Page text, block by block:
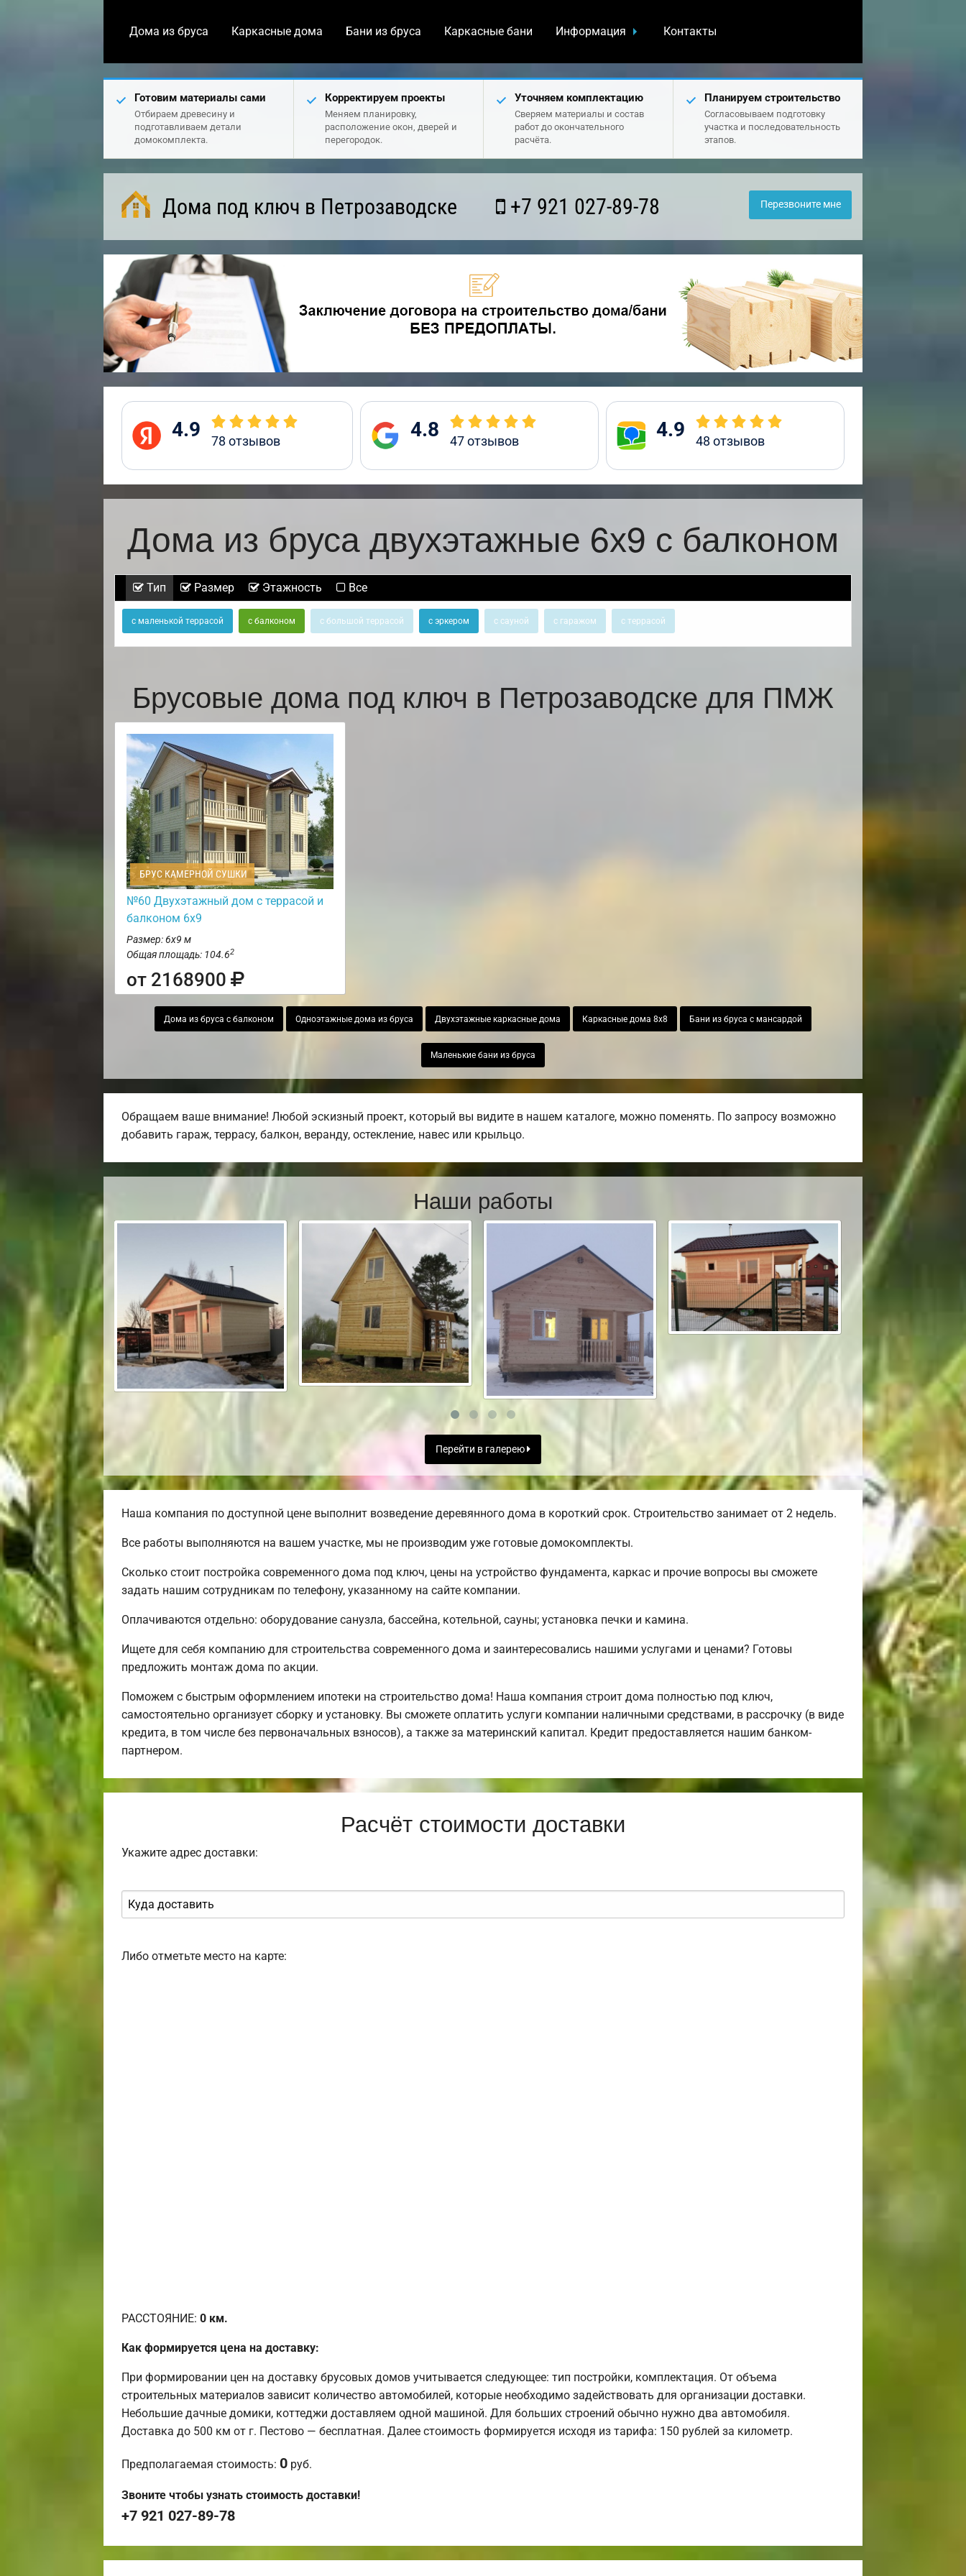
Дома из бруса Каркасные дома Бани из бруса Каркасные бани Информация Контакты
Готовим материалы сами
Отбираем древесину и
подготавливаем детали
домокомплекта.
Корректируем проекты
Меняем планировку,
расположение окон, дверей и
перегородок.
Уточняем комплектацию
Сверяем материалы и состав
работ до окончательного
расчёта.
Планируем строительство
Согласовываем подготовку
участка и последовательность
этапов.
Дома под ключ в Петрозаводске +7 921 027-89-78 Перезвоните мне
4.9 78 отзывов 4.8 47отзывов 4.9 48 отзывов
Дома из бруса двухэтажные 6х9 с балконом
Тип Размер Этажность Все
с маленькой террасой с балконом с большой террасой с эркером с сауной с гаражом с террасой
Брусовые дома под ключ в Петрозаводске для ПМЖ
БРУС КАМЕРНОЙ СУШКИ
№60 Двухэтажный дом с террасой и
балконом 6х9
Размер: 6х9 м
Общая площадь: 104.62
от 2168900
Дома из бруса с балконом Одноэтажные дома из бруса Двухэтажные каркасные дома Каркасные дома 8х8 Бани из бруса с мансардой
Маленькие бани из бруса
Обращаем ваше внимание! Любой эскизный проект, который вы видите в нашем каталоге, можно поменять. По запросу возможно
добавить гараж, террасу, балкон, веранду, остекление, навес или крыльцо.
Наши работы
Перейти в галерею
Наша компания по доступной цене выполнит возведение деревянного дома в короткий срок. Строительство занимает от 2 недель.
Все работы выполняются на вашем участке, мы не производим уже готовые домокомплекты.
Сколько стоит постройка современного дома под ключ, цены на устройство фундамента, каркас и прочие вопросы вы сможете
задать нашим сотрудникам по телефону, указанному на сайте компании.
Оплачиваются отдельно: оборудование санузла, бассейна, котельной, сауны; установка печки и камина.
Ищете для себя компанию для строительства современного дома и заинтересовались нашими услугами и ценами? Готовы
предложить монтаж дома по акции.
Поможем с быстрым оформлением ипотеки на строительство дома! Наша компания строит дома полностью под ключ,
самостоятельно организует сборку и установку. Вы сможете оплатить услуги компании наличными средствами, в рассрочку (в виде
кредита, в том числе без первоначальных взносов), а также за материнский капитал. Кредит предоставляется нашим банком-
партнером.
Расчёт стоимости доставки
Укажите адрес доставки:
Либо отметьте место на карте:
РАССТОЯНИЕ: 0 км.
Как формируется цена на доставку:
При формировании цен на доставку брусовых домов учитывается следующее: тип постройки, комплектация. От объема
строительных материалов зависит количество автомобилей, которые необходимо задействовать для организации доставки.
Небольшие дачные домики, коттеджи доставляем одной машиной. Для больших строений обычно нужно два автомобиля.
Доставка до 500 км от г. Пестово — бесплатная. Далее стоимость формируется исходя из тарифа: 150 рублей за километр.
Предполагаемая стоимость: 0 руб.
Звоните чтобы узнать стоимость доставки!
+7 921 027-89-78